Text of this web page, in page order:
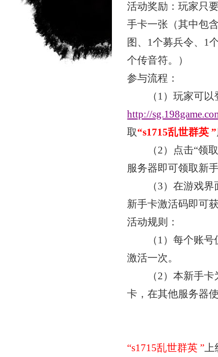
活动奖励：玩家只
手卡一张（其中包
图、1个募兵令、1
个传音符。）
参与流程：
（ 1）玩家可以
http://
取“s1715乱世群英”
（2）点击“领
服务器即可领取新
（3）在游戏界
新手卡激活码即可
活动规则：
（ 1）每个账
激活一次。
（2）本新手卡
卡，在其他服务器
“s1715乱世群英”